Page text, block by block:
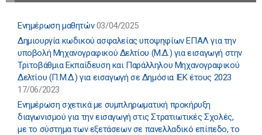
Ενημέρωση μαθητών 03/04/2025
Δημιουργία κωδικού ασφαλείας υποψηφίων ΕΠΑΛ για την
υποβολή Μηχανογραφικού Δελτίου (Μ.Δ.) για εισαγωγή στην
Τριτοβάθμια Εκπαίδευση και Παράλληλου Μηχανογραφικού
Δελτίου (Π.Μ.Δ.) για εισαγωγή σε Δημόσια ΙΕΚ έτους 2023
17/06/2023
Ενημέρωση σχετικά με συμπληρωματική προκήρυξη
διαγωνισμού για την εισαγωγή στις Στρατιωτικές Σχολές,
με το σύστημα των εξετάσεων σε πανελλαδικό επίπεδο, το